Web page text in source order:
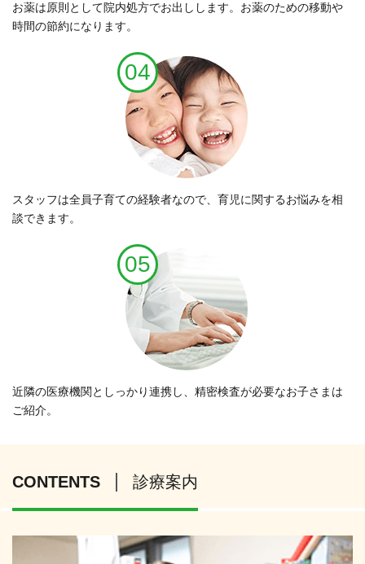
お薬は原則として院内処方でお出しします。お薬のための移動や
時間の節約になります。
04
スタッフは全員子育ての経験者なので、育児に関するお悩みを相
談できます。
05
近隣の医療機関としっかり連携し、精密検査が必要なお子さまは
ご紹介。
CONTENTS 診療案内